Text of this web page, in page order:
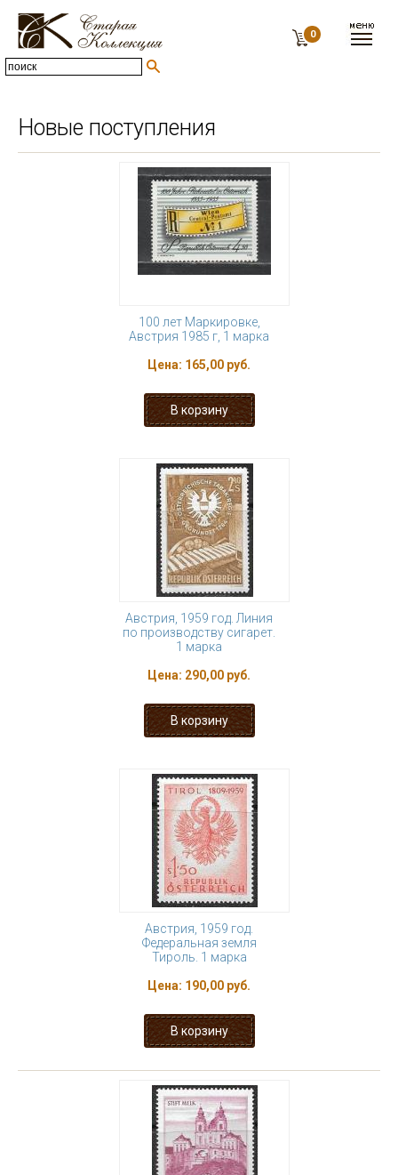
0
Новые поступления
100 лет Маркировке,
Австрия 1985 г, 1 марка
Цена: 165,00 руб.
Австрия, 1959 год. Линия
по производству сигарет.
1 марка
Цена: 290,00 руб.
Австрия, 1959 год.
Федеральная земля
Тироль. 1 марка
Цена: 190,00 руб.